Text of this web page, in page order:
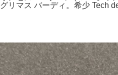
マス バーディ。希少 Tech